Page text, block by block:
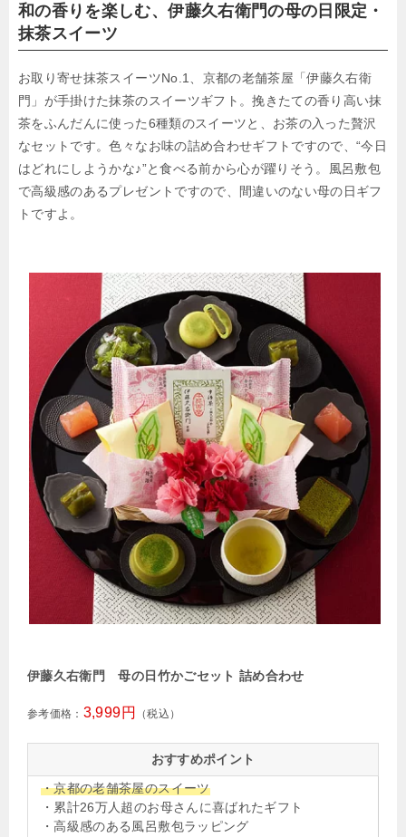
和の香りを楽しむ、伊藤久右衛門の母の日限定・
抹茶スイーツ
お取り寄せ抹茶スイーツNo.1、京都の老舗茶屋「伊藤久右衛
門」が手掛けた抹茶のスイーツギフト。挽きたての香り高い抹
茶をふんだんに使った6種類のスイーツと、お茶の入った贅沢
なセットです。色々なお味の詰め合わせギフトですので、“今日
はどれにしようかな♪”と食べる前から心が躍りそう。風呂敷包
で高級感のあるプレゼントですので、間違いのない母の日ギフ
トですよ。
伊藤久右衛門 母の日竹かごセット 詰め合わせ
参考価格： 3,999円 （税込）
おすすめポイント
・京都の老舗茶屋のスイーツ
・累計26万人超のお母さんに喜ばれたギフト
・高級感のある風呂敷包ラッピング